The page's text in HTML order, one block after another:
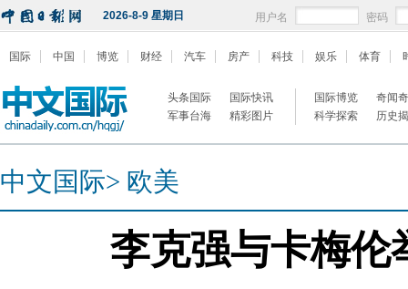
2026-8-9 星期日 用户名 密码
国际 中国 博览 财经 汽车 房产 科技 娱乐 体育
头条国际
国际快讯
军事台海
精彩图片
国际博览
奇闻
科学探索
历史
中文国际> 欧美
李克强与卡梅伦